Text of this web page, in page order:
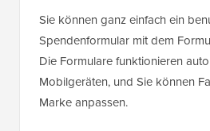
Sie können ganz einfach ein
Spendenformular mit dem
Die Formulare funktionieren
Mobilgeräten, und Sie können
Marke anpassen.